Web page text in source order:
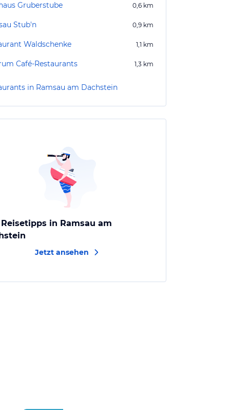
Gruberstube 0,6 km
Stub'n 0,9 km
Waldschenke 1,1 km
Café-Restaurants 1,3 km
in Ramsau am Dachstein
in Ramsau am
Jetzt ansehen